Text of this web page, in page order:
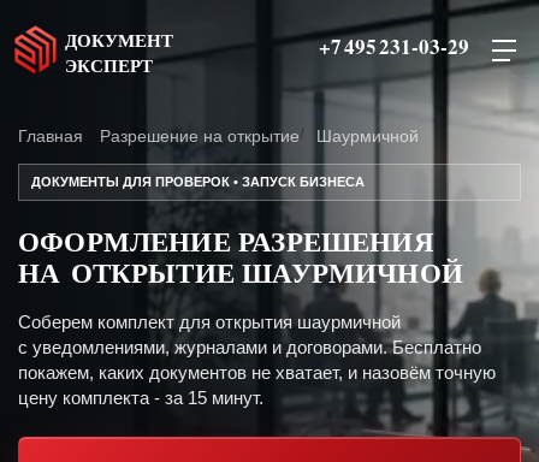
ДОКУМЕНТ
ЭКСПЕРТ
+7 495 231-03-29
Главная Разрешение на открытие Шаурмичной
ДОКУМЕНТЫ ДЛЯ ПРОВЕРОК • ЗАПУСК БИЗНЕСА
ОФОРМЛЕНИЕ РАЗРЕШЕНИЯ
НА ОТКРЫТИЕ ШАУРМИЧНОЙ
Соберем комплект для открытия шаурмичной
с уведомлениями, журналами и договорами. Бесплатно
покажем, каких документов не хватает, и назовём точную
цену комплекта - за 15 минут.